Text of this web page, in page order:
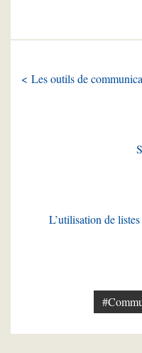
< Les outils de
L’utilisation de